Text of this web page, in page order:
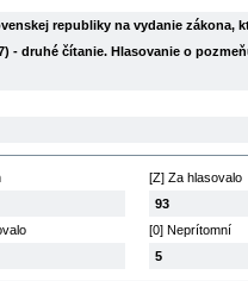
republiky na vydanie zákona,
- druhé čítanie. Hlasovanie o
[Z] Za hlasovalo
93
[0] Neprítomní
5